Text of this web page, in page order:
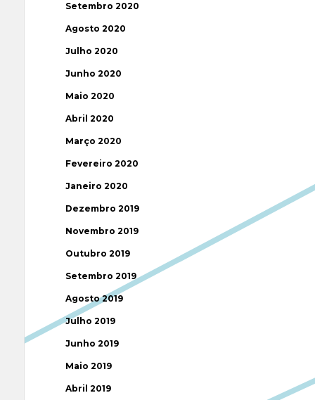
Setembro 2020
Agosto 2020
Julho 2020
Junho 2020
Maio 2020
Abril 2020
Março 2020
Fevereiro 2020
Janeiro 2020
Dezembro 2019
Novembro 2019
Outubro 2019
Setembro 2019
Agosto 2019
Julho 2019
Junho 2019
Maio 2019
Abril 2019